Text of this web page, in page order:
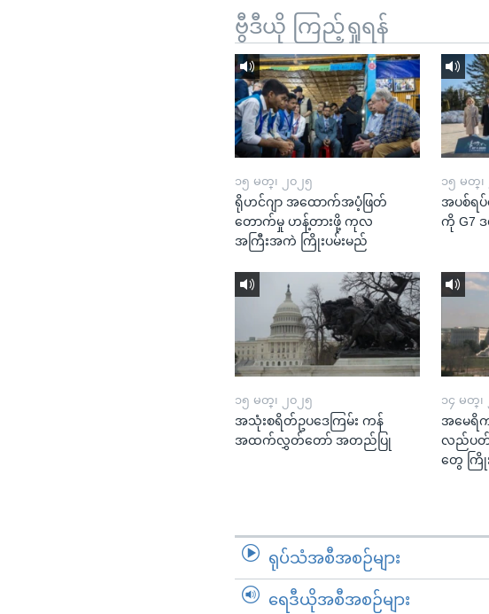
ဗွီဒီယို ကြည့်ရှုရန်
၁၅ မတ္၊ ၂၀၂၅
ရိုဟင်ဂျာ အထောက်အပံ့ဖြတ်
တောက်မှု ဟန့်တားဖို့ ကုလ
အကြီးအကဲ ကြိုးပမ်းမည်
၁၅ မတ္၊
အပစ်ရပ်
ကို G7
၁၅ မတ္၊ ၂၀၂၅
အသုံးစရိတ်ဥပဒေကြမ်း ကန်
အထက်လွှတ်တော် အတည်ပြု
၁၄ မတ္၊
အမေရိ
လည်ပတ်
တွေ ကြို
ရုပ်သံအစီအစဉ်များ
ရေဒီယိုအစီအစဉ်များ